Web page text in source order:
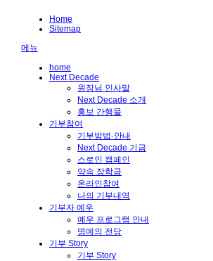
Home
Sitemap
메뉴
home
Next Decade
원장님 인사말
Next Decade 소개
홍보 간행물
기부참여
기부방법·안내
Next Decade 기금
스로인 캠페인
약속 장학금
온라인참여
나의 기부내역
기부자 예우
예우 프로그램 안내
명예의 전당
기부 Story
기부 Story